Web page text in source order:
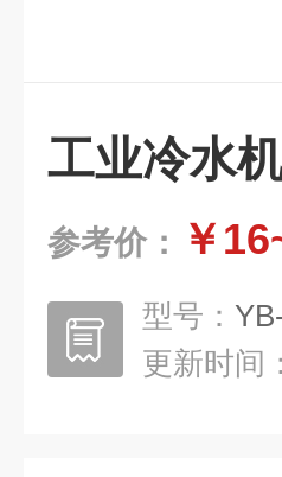
工业冷水
参考价： ￥
型号：
更新时间：